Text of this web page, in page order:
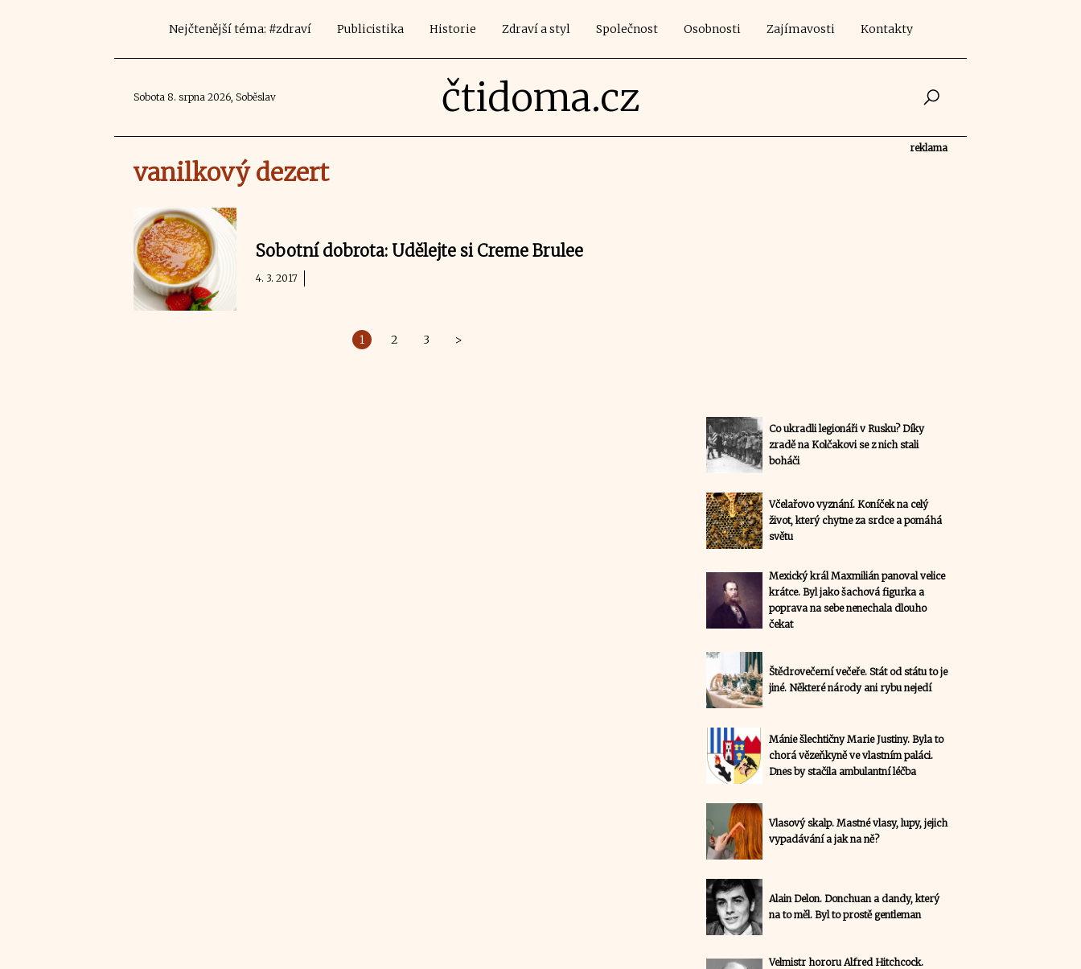
Nejčtenější téma: #zdraví Publicistika Historie Zdraví a styl Společnost Osobnosti Zajímavosti Kontakty
Sobota 8. srpna 2026, Soběslav čtidoma.cz
vanilkový dezert
Sobotní dobrota: Udělejte si Creme Brulee
4. 3. 2017
1 2 3 >
reklama
Co ukradli legionáři v Rusku? Díky
zradě na Kolčakovi se z nich stali
boháči
Včelařovo vyznání. Koníček na celý
život, který chytne za srdce a pomáhá
světu
Mexický král Maxmilián panoval velice
krátce. Byl jako šachová figurka a
poprava na sebe nenechala dlouho
čekat
Štědrovečerní večeře. Stát od státu to je
jiné. Některé národy ani rybu nejedí
Mánie šlechtičny Marie Justiny. Byla to
chorá vězeňkyně ve vlastním paláci.
Dnes by stačila ambulantní léčba
Vlasový skalp. Mastné vlasy, lupy, jejich
vypadávání a jak na ně?
Alain Delon. Donchuan a dandy, který
na to měl. Byl to prostě gentleman
Velmistr hororu Alfred Hitchcock.